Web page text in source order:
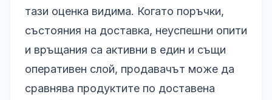
тази оценка видима. Когато поръчки,
състояния на доставка, неуспешни опити
и връщания са активни в един и същи
оперативен слой, продавачът може да
сравнява продуктите по доставена